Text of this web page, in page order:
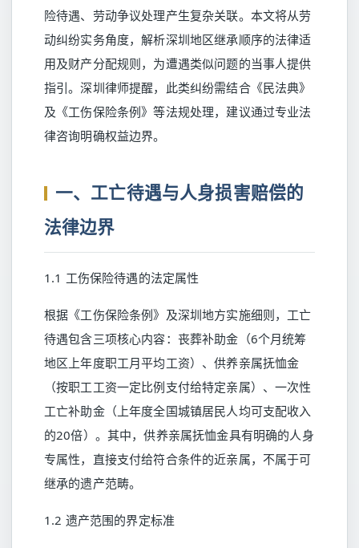
险待遇、劳动争议处理产生复杂关联。本文将从劳
动纠纷实务角度，解析深圳地区继承顺序的法律适
用及财产分配规则，为遭遇类似问题的当事人提供
指引。深圳律师提醒，此类纠纷需结合《民法典》
及《工伤保险条例》等法规处理，建议通过专业法
律咨询明确权益边界。
一、工亡待遇与人身损害赔偿的
法律边界
1.1 工伤保险待遇的法定属性
根据《工伤保险条例》及深圳地方实施细则，工亡
待遇包含三项核心内容：丧葬补助金（6个月统筹
地区上年度职工月平均工资）、供养亲属抚恤金
（按职工工资一定比例支付给特定亲属）、一次性
工亡补助金（上年度全国城镇居民人均可支配收入
的20倍）。其中，供养亲属抚恤金具有明确的人身
专属性，直接支付给符合条件的近亲属，不属于可
继承的遗产范畴。
1.2 遗产范围的界定标准